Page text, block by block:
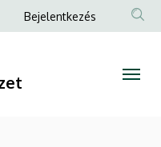
Anonim
menüje
Bejelentkezés